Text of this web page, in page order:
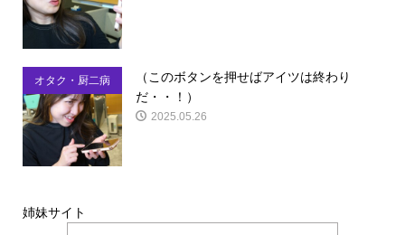
オタク・厨二病
（このボタンを押せばアイツは終わり
だ・・！）
2025.05.26
姉妹サイト